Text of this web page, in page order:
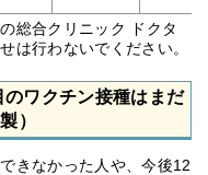
総合クリニック ドクタ
は行わないでください。
ワクチン接種はまだ
）
きなかった人や、今後12